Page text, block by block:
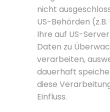
nicht
US-Behörden
Ihre auf US-
Daten zu
verarbeiten,
dauerhaft
diese
Einfluss.